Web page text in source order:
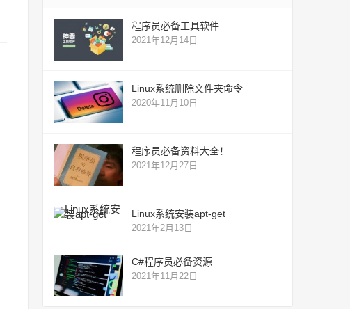
程序员必备工具软件
2021年12月14日
Linux系统删除文件夹命令
2020年11月10日
程序员必备资料大全！
2021年12月27日
Linux系统安装apt-get
2021年2月13日
C#程序员必备资源
2021年11月22日